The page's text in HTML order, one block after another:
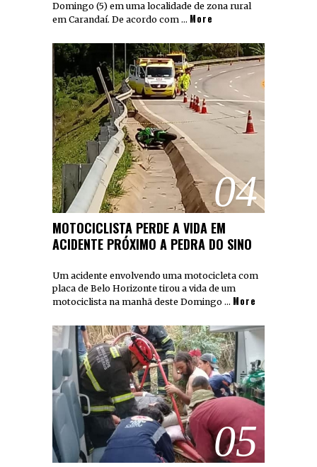
Domingo (5) em uma localidade de zona rural
em Carandaí. De acordo com … More
04
MOTOCICLISTA PERDE A VIDA EM
ACIDENTE PRÓXIMO A PEDRA DO SINO
Um acidente envolvendo uma motocicleta com
placa de Belo Horizonte tirou a vida de um
motociclista na manhã deste Domingo … More
05